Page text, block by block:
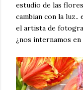
estudio de las
cambian con la
el artista de
¿nos internamos